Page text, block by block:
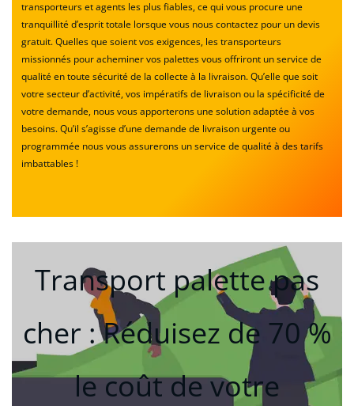
transporteurs et agents les plus fiables, ce qui vous procure une
tranquillité d’esprit totale lorsque vous nous contactez pour un devis
gratuit. Quelles que soient vos exigences, les transporteurs
missionnés pour acheminer vos palettes vous offriront un service de
qualité en toute sécurité de la collecte à la livraison. Qu’elle que soit
votre secteur d’activité, vos impératifs de livraison ou la spécificité de
votre demande, nous vous apporterons une solution adaptée à vos
besoins. Qu’il s’agisse d’une demande de livraison urgente ou
programmée nous vous assurerons un service de qualité à des tarifs
imbattables !
Transport palette pas
cher : Réduisez de 70 %
le coût de votre